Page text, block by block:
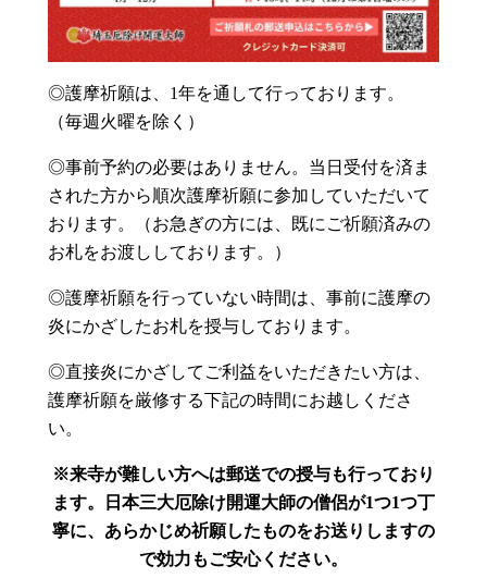
◎護摩祈願は、1年を通して行っております。
（毎週火曜を除く）
◎事前予約の必要はありません。当日受付を済ま
された方から順次護摩祈願に参加していただいて
おります。（お急ぎの方には、既にご祈願済みの
お札をお渡ししております。）
◎護摩祈願を行っていない時間は、事前に護摩の
炎にかざしたお札を授与しております。
◎直接炎にかざしてご利益をいただきたい方は、
護摩祈願を厳修する下記の時間にお越しくださ
い。
※来寺が難しい方へは郵送での授与も行っており
ます。
日本三大厄除け開運大師の僧侶が1つ1つ丁
寧に、あらかじめ祈願したものをお送りしますの
で効力もご安心ください。